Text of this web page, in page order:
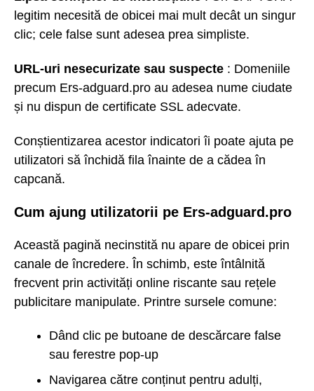
legitim necesită de obicei mai mult decât un singur
clic; cele false sunt adesea prea simpliste.
URL-uri nesecurizate sau suspecte : Domeniile
precum Ers-adguard.pro au adesea nume ciudate
și nu dispun de certificate SSL adecvate.
Conștientizarea acestor indicatori îi poate ajuta pe
utilizatori să închidă fila înainte de a cădea în
capcană.
Cum ajung utilizatorii pe Ers-adguard.pro
Această pagină necinstită nu apare de obicei prin
canale de încredere. În schimb, este întâlnită
frecvent prin activități online riscante sau rețele
publicitare manipulate. Printre sursele comune:
Dând clic pe butoane de descărcare false
sau ferestre pop-up
Navigarea către conținut pentru adulți,